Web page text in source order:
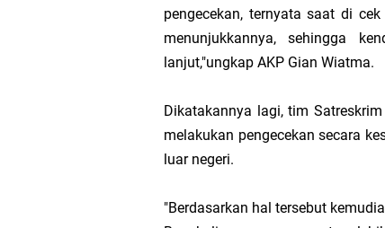
pengecekan, ternyata saat di
menunjukkannya, sehingga
lanjut,"ungkap AKP Gian Wiatma.
Dikatakannya lagi, tim
melakukan pengecekan secara
luar negeri.
"Berdasarkan hal tersebut